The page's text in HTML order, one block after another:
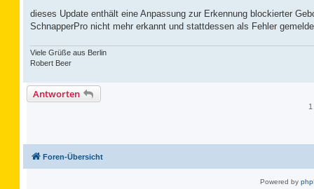
a
dieses Update enthält eine Anpassung zur Erkennung blockierter
SchnapperPro nicht mehr erkannt und stattdessen als Fehler
Viele Grüße aus Berlin
Robert Beer
Antworten
Foren-Übersicht
Powered by